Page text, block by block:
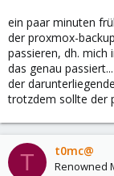
ein paar minuten
der proxmox-
passieren, dh. mich
das genau passiert...
der
trotzdem sollte der
T t0mc@
Renowned